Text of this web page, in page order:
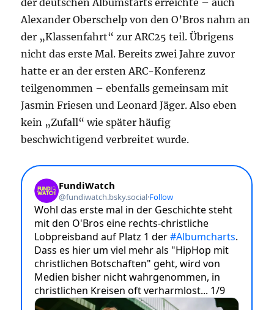
der deutschen Albumstarts erreichte – auch
Alexander Oberschelp von den O’Bros nahm an
der „Klassenfahrt“ zur ARC25 teil. Übrigens
nicht das erste Mal. Bereits zwei Jahre zuvor
hatte er an der ersten ARC-Konferenz
teilgenommen – ebenfalls gemeinsam mit
Jasmin Friesen und Leonard Jäger. Also eben
kein „Zufall“ wie später häufig
beschwichtigend verbreitet wurde.